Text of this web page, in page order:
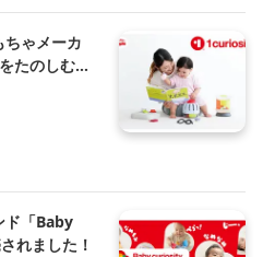
ゃメーカ
たのしむ絵
ド「Baby
れました！